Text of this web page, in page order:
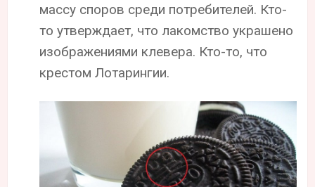
массу споров среди потребителей. Кто-
то утверждает, что лакомство украшено
изображениями клевера. Кто-то, что
крестом Лотарингии.